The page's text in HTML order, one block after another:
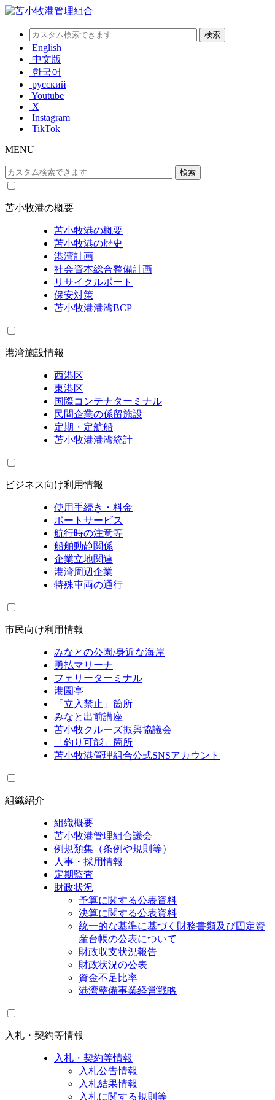
English
中文版
한국어
русский
Youtube
X
Instagram
TikTok
MENU
苫小牧港の概要
苫小牧港の概要
苫小牧港の歴史
港湾計画
社会資本総合整備計画
リサイクルポート
保安対策
苫小牧港港湾BCP
港湾施設情報
西港区
東港区
国際コンテナターミナル
民間企業の係留施設
定期・定航船
苫小牧港港湾統計
ビジネス向け利用情報
使用手続き・料金
ポートサービス
航行時の注意等
船舶動静関係
企業立地関連
港湾周辺企業
特殊車両の通行
市民向け利用情報
みなとの公園/身近な海岸
勇払マリーナ
フェリーターミナル
港園亭
「立入禁止」箇所
みなと出前講座
苫小牧クルーズ振興協議会
「釣り可能」箇所
苫小牧港管理組合公式SNSアカウント
組織紹介
組織概要
苫小牧港管理組合議会
例規類集（条例や規則等）
人事・採用情報
定期監査
財政状況
予算に関する公表資料
決算に関する公表資料
統一的な基準に基づく財務書類及び固定資
産台帳の公表について
財政収支状況報告
財政状況の公表
資金不足比率
港湾整備事業経営戦略
入札・契約等情報
入札・契約等情報
入札公告情報
入札結果情報
入札に関する規則等